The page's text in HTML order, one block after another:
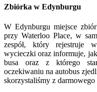
Zbiórka w Edynburgu
W Edynburgu miejsce
przy Waterloo Place, w
zespół, który rejestruje
wycieczki oraz informuje,
busa oraz z którego
oczekiwaniu na autobus
skorzystaliśmy z